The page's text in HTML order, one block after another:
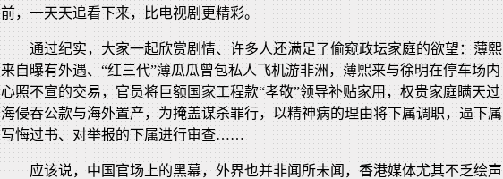
前，一天天追看下来，比电视剧更精彩。
通过纪实，大家一起欣赏剧情、许多人还满足了偷窥政坛家庭的欲望：薄熙
来自曝有外遇、“红三代”薄瓜瓜曾包私人飞机游非洲，薄熙来与徐明在停车场内
心照不宣的交易，官员将巨额国家工程款“孝敬”领导补贴家用，权贵家庭瞒天过
海侵吞公款与海外置产，为掩盖谋杀罪行，以精神病的理由将下属调职，逼下属
写悔过书、对举报的下属进行审查……
应该说，中国官场上的黑幕，外界也并非闻所未闻，香港媒体尤其不乏绘声